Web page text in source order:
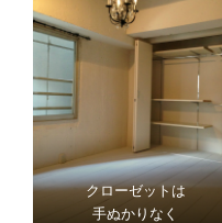
クローゼットは
手ぬかりなく